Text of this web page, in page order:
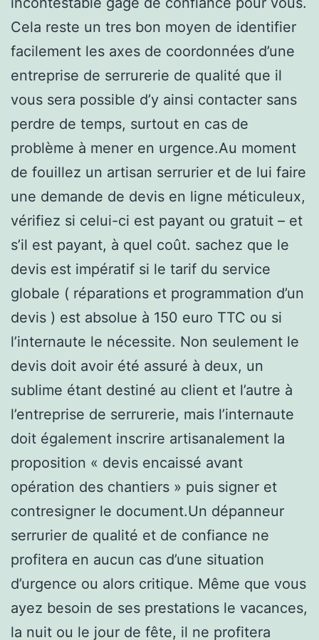
Cela reste un tres bon moyen de identifier
facilement les axes de coordonnées d’une
entreprise de serrurerie de qualité que il
vous sera possible d’y ainsi contacter sans
perdre de temps, surtout en cas de
problème à mener en urgence.Au moment
de fouillez un artisan serrurier et de lui faire
une demande de devis en ligne méticuleux,
vérifiez si celui-ci est payant ou gratuit – et
s’il est payant, à quel coût. sachez que le
devis est impératif si le tarif du service
globale ( réparations et programmation d’un
devis ) est absolue à 150 euro TTC ou si
l’internaute le nécessite. Non seulement le
devis doit avoir été assuré à deux, un
sublime étant destiné au client et l’autre à
l’entreprise de serrurerie, mais l’internaute
doit également inscrire artisanalement la
proposition « devis encaissé avant
opération des chantiers » puis signer et
contresigner le document.Un dépanneur
serrurier de qualité et de confiance ne
profitera en aucun cas d’une situation
d’urgence ou alors critique. Même que vous
ayez besoin de ses prestations le vacances,
la nuit ou le jour de fête, il ne profitera